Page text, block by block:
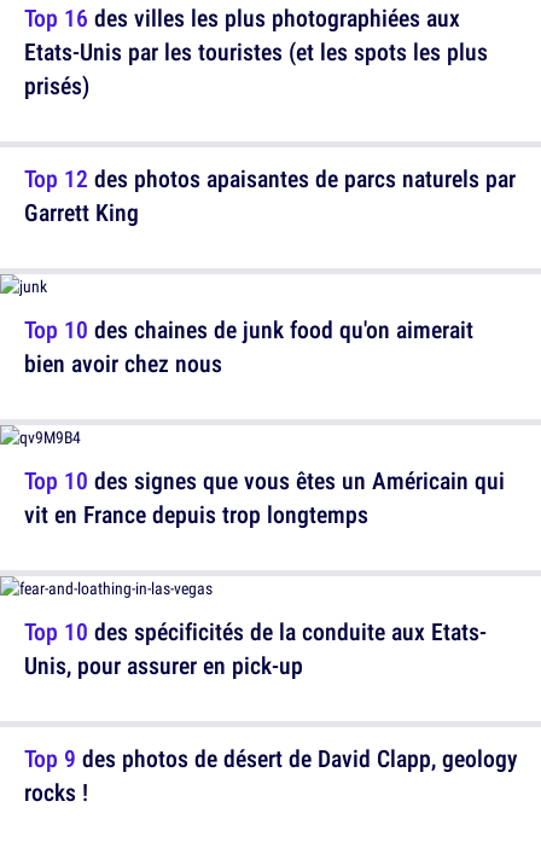
Top 12 des photos apaisantes de parcs naturels par
Garrett King
Top 10 des signes que vous êtes un Américain qui
vit en France depuis trop longtemps
Top 9 des photos de désert de David Clapp, geology
rocks !
Top 16 des villes les plus photographiées aux
Etats-Unis par les touristes (et les spots les plus
prisés)
Top 10 des chaines de junk food qu'on aimerait
bien avoir chez nous
Top 10 des spécificités de la conduite aux Etats-
Unis, pour assurer en pick-up